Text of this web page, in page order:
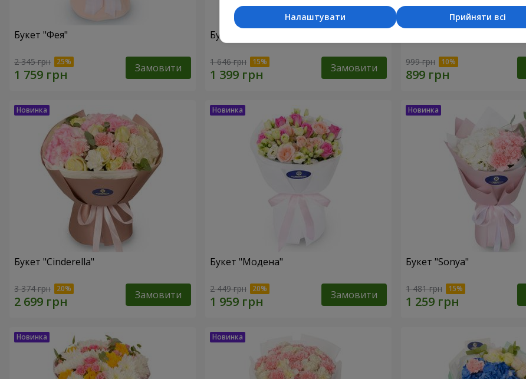
Букет "Фея"
2 345 грн Замовити
Букет "Юрмола" з 9 хризантем
1 646 грн Замовити 999 грн
Букет "Cinderella"
3 374 грн Замовити
Букет "Модена"
2 449 грн Замовити
Букет "Sonya"
1 481 грн
Прийняти всі
Налаштувати